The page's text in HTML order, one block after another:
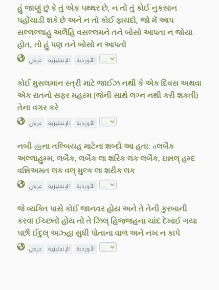
હું જાણું છું કે તું એક પથ્થર છે, ન તો તું કોઈ નુકસાન
પહોંચાડી શકે છે અને ન તો કોઈ ફાયદો, જો મેં આપ
સલ્લલ્લાહુ અલૈહિ વસલ્લમને તને બોસો આપતા ન જોયા
હોત, તો હું પણ તને બોસો ન આપતો
عربي الإنجليزية الأوردية
કોઈ મુસલમાન સ્ત્રી માટે જાઈઝ નથી કે એક દિવસ અથવા
એક રાતનો સફર મહરમ (જેની સાથે લગ્ન નથી કરી શકતી)
તેના વગર કરે
عربي الإنجليزية الأوردية
નબી ﷺના તલ્બિયહ માટેના શબ્દો આ હતા: «લબૈક
અલ્લાહુમ્મ, લબૈક, લબૈક લા શરિક લક લબૈક, ઇન્નલ્ હમ્દ
વન્નિઅમત લક વલ્ મુલ્ક લા શરીક લક
عربي الإنجليزية الأوردية
જે વ્યક્તિ પાસે કોઈ જાનવર હોય અને તે તેની કુરબાની
કરવા ઈચ્છતો હોય તો તે ઝિલ્ હિજ્જહના ચાંદ દેખાઈ ગયા
પછી ઈદુલ્ અઝ્હા સુધી પોતાના વાળ અને નખ ન કાપે
عربي الإنجليزية الأوردية